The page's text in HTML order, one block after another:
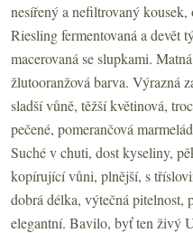
nesířený a nefiltrovaný kousek,
Riesling fermentovaná a devět
macerovaná se slupkami.
žlutooranžová barva. Výrazná
sladší vůně, těžší květinová,
pečené, pomerančová
Suché v chuti, dost kyseliny,
kopírující vůni, plnější, s
dobrá délka, výtečná pitelnost,
elegantní. Bavilo, byť ten živý